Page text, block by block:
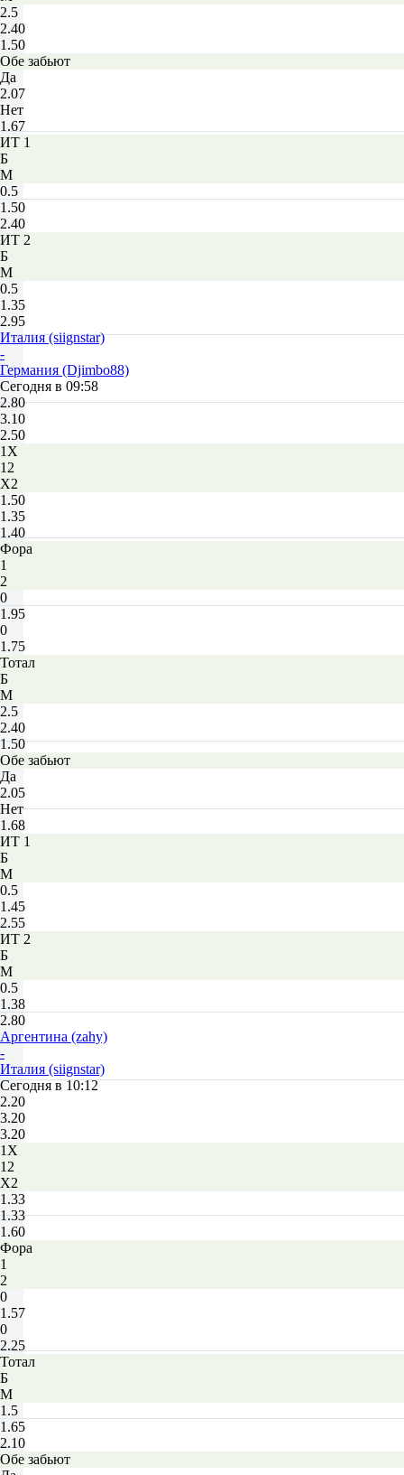
2.5
2.40
1.50
Обе забьют
Да
2.07
Нет
1.67
ИТ 1
Б
М
0.5
1.50
2.40
ИТ 2
Б
М
0.5
1.35
2.95
Италия (siignstar)
-
Германия (Djimbo88)
Сегодня в 09:58
2.80
3.10
2.50
1X
12
X2
1.50
1.35
1.40
Фора
1
2
0
1.95
0
1.75
Тотал
Б
М
2.5
2.40
1.50
Обе забьют
Да
2.05
Нет
1.68
ИТ 1
Б
М
0.5
1.45
2.55
ИТ 2
Б
М
0.5
1.38
2.80
Аргентина (zahy)
-
Италия (siignstar)
Сегодня в 10:12
2.20
3.20
3.20
1X
12
X2
1.33
1.33
1.60
Фора
1
2
0
1.57
0
2.25
Тотал
Б
М
1.5
1.65
2.10
Обе забьют